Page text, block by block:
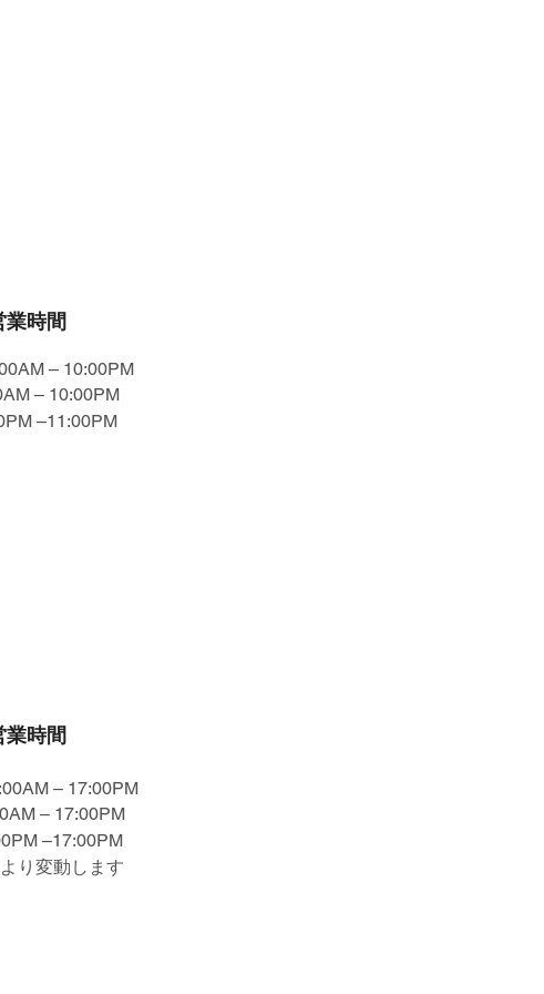
業時間
– 10:00PM
– 10:00PM
–11:00PM
業時間
– 17:00PM
– 17:00PM
–17:00PM
り変動します